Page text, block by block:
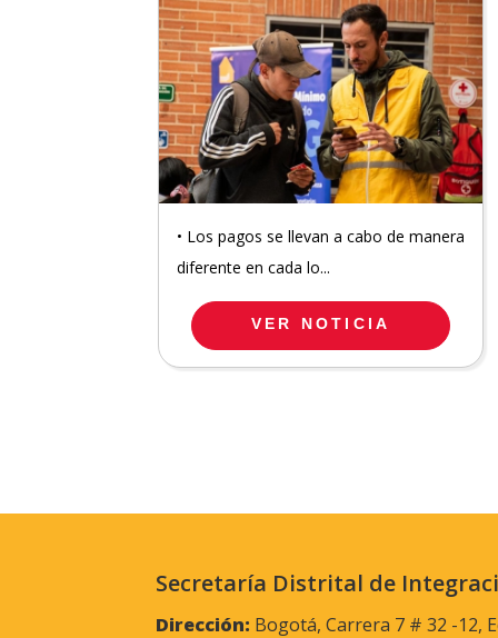
• Los pagos se llevan a cabo de manera
diferente en cada lo...
VER NOTICIA
Secretaría Distrital de
Dirección: Bogotá, Carrera 7 # 32 -12,